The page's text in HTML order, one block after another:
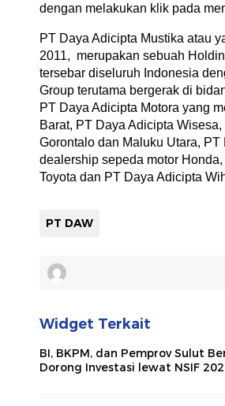
dengan melakukan klik pada
PT Daya Adicipta Mustika atau
2011, merupakan sebuah
tersebar diseluruh Indonesia
Group terutama bergerak di
PT Daya Adicipta Motora yang
Barat, PT Daya Adicipta
Gorontalo dan Maluku Utara,
dealership sepeda motor
Toyota dan PT Daya Adicipta
PT DAW
Widget Terkait
BI, BKPM, dan Pemprov Sulut
Dorong Investasi lewat NSIF